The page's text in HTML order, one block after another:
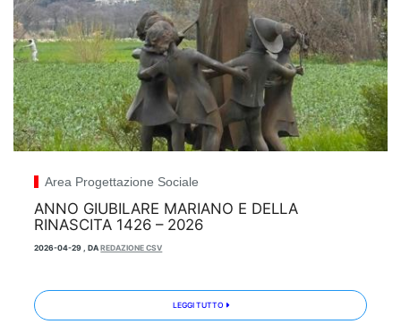
Area Progettazione Sociale
ANNO GIUBILARE MARIANO E DELLA
RINASCITA 1426 – 2026
2026-04-29 ,DAREDAZIONE CSV
LEGGI TUTTO